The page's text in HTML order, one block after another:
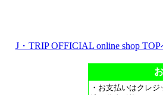
J・TRIP OFFICIAL online shop TOP
・お支払いはクレ